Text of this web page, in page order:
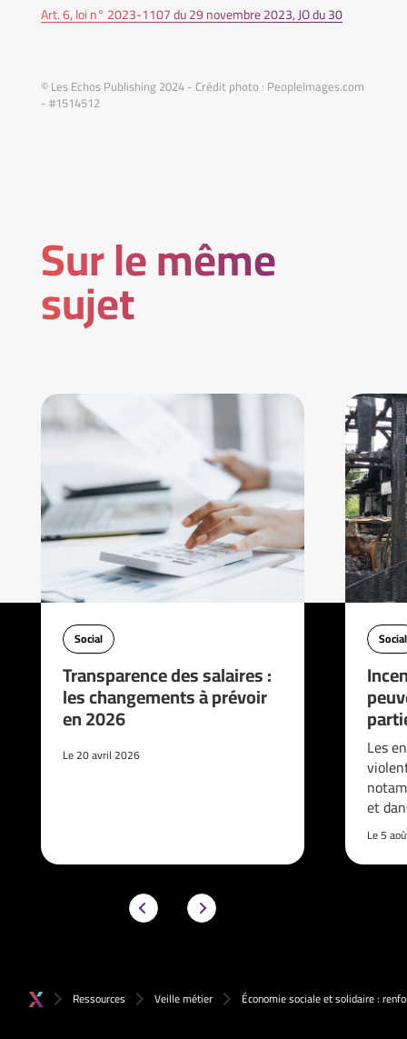
Art. 6, loi n° 2023-1107 du 29 novembre 2023, JO du 30
© Les Echos Publishing 2024 - Crédit photo : PeopleImages.com
- #1514512
Sur le même
sujet
Social
Transparence des salaires :
les changements à prévoir
en 2026
Le 20 avril 2026
Social
Les
et
Le 5
Ressources Veille métier Économie sociale et solidaire :